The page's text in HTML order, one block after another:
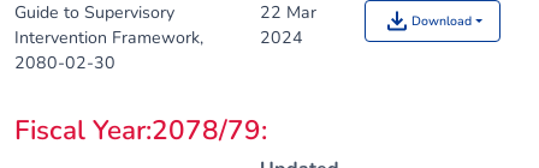
Guide to Supervisory
Intervention Framework,
2080-02-30
22 Mar
2024
Download
Fiscal Year:2078/79: